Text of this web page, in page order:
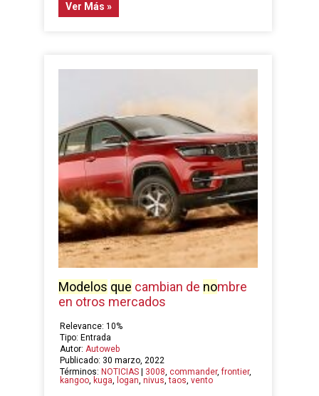
Ver Más »
Modelos que cambian de nombre
en otros mercados
Relevance: 10%
Tipo: Entrada
Autor:Autoweb
Publicado: 30 marzo, 2022
Términos: NOTICIAS 3008,commander,frontier,
kangoo, kuga, logan,nivus,taos,vento